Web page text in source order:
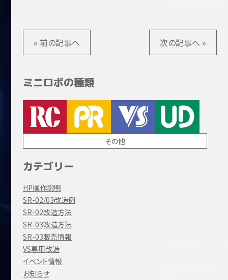
« 前の記事へ 次の記事へ »
ミニロボの種類
その他
カテゴリー
HP操作説明
SR-02/03改造例
SR-02改造方法
SR-03改造方法
SR-03販売情報
VS専用改造
イベント情報
お知らせ